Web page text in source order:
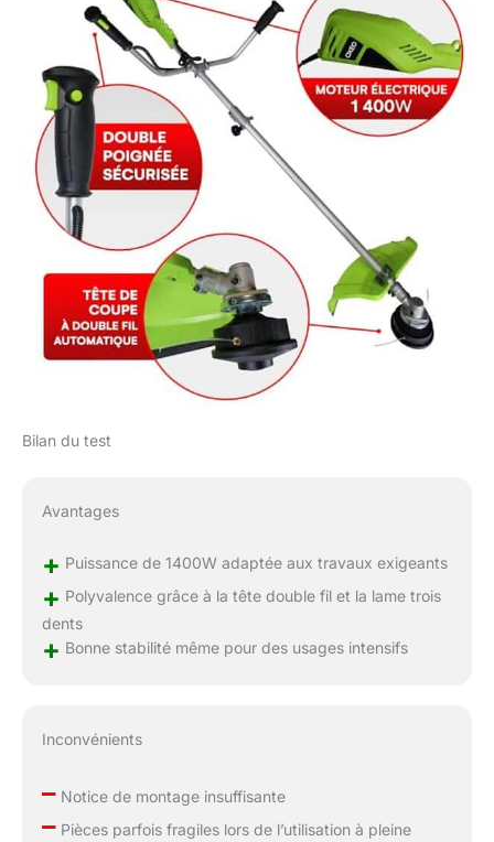
Bilan du test
Avantages
+ Puissance de 1400W adaptée aux travaux exigeants
+ Polyvalence grâce à la tête double fil et la lame trois
dents
+ Bonne stabilité même pour des usages intensifs
Inconvénients
–Notice de montage insuffisante
–Pièces parfois fragiles lors de l’utilisation à pleine